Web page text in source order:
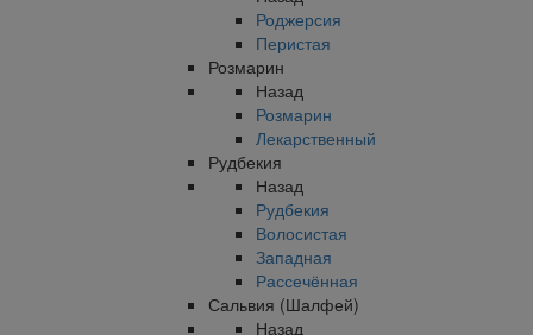
Роджерсия
Перистая
Розмарин
Назад
Розмарин
Лекарственный
Рудбекия
Назад
Рудбекия
Волосистая
Западная
Рассечённая
Сальвия (Шалфей)
Назад